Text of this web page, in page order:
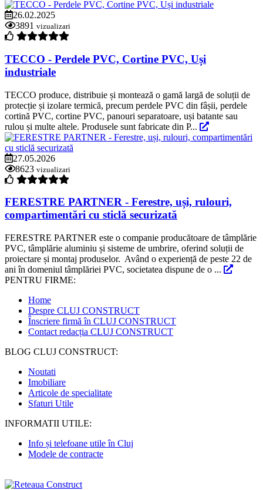
26.02.2025
3891 vizualizari
TECCO - Perdele PVC, Cortine PVC, Uși
industriale
TECCO produce, distribuie și montează o gamă largă de soluții de
protecție și izolare termică, precum perdele PVC din fâșii, perdele
cortină PVC, cortine PVC, panouri separatoare, uși batante sau
rulou și multe altele. Produsele sunt fabricate din P...
27.05.2026
8623 vizualizari
FERESTRE PARTNER - Ferestre, uși, rulouri,
compartimentări cu sticlă securizată
FERESTRE PARTNER este o companie producătoare de tâmplărie
PVC, tâmplărie aluminiu și sisteme de umbrire, oferind soluții de
proiectare și montaj produselor. Având o experiență de peste 22 de
ani în domeniul tâmplăriei PVC, societatea dispune de o ...
PENTRU FIRME:
Home
Despre CLUJ CONSTRUCT
Înscriere firmă în CLUJ CONSTRUCT
Contact redacția CLUJ CONSTRUCT
BLOG CLUJ CONSTRUCT:
Noutati
Imobiliare
Articole de specialitate
Sfaturi Utile
INFORMATII UTILE:
Info și telefoane utile în Cluj
Modele de contracte